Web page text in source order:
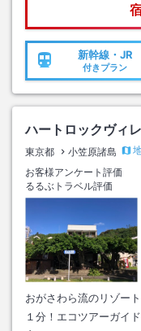
新幹線・JR
付きプラン
ハートロックヴィ
東京都 小笠原諸島
お客様アンケート評価
るるぶトラベル評価
おがさわら流のリゾー
１分！エコツアーガイ